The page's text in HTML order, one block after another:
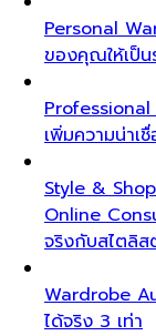
Personal
ของคุณให้เป็น
เพิ่มความน่าเ
Style &
Online
จริงกับสไตลิ
Wardrobe
ได้จริง 3 เท่า